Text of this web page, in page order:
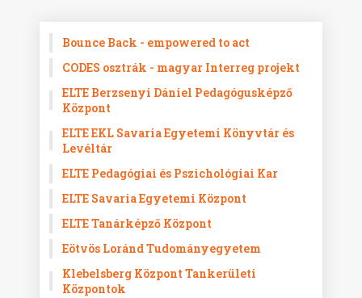
Bounce Back - empowered to act
CODES osztrák - magyar Interreg projekt
ELTE Berzsenyi Dániel Pedagógusképző
Központ
ELTE EKL Savaria Egyetemi Könyvtár és
Levéltár
ELTE Pedagógiai és Pszichológiai Kar
ELTE Savaria Egyetemi Központ
ELTE Tanárképző Központ
Eötvös Loránd Tudományegyetem
Klebelsberg Központ Tankerületi
Központok